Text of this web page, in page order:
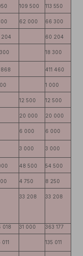
109 500 113 550
62 000 66 300
204 60 204
18 300
411 460
1 000
12 500 12 500
20 000 20 000
6 000 6 000
3 000 3 000
48 500 54 500
4 750 8 250
33 208 33 208
018 31 000 363 177
011 135 011